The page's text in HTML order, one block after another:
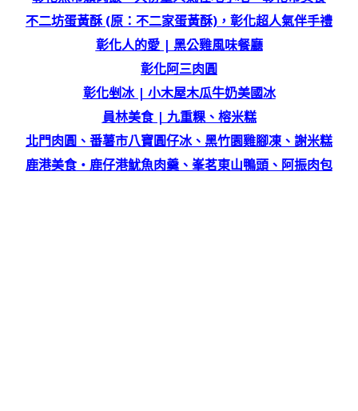
不二坊蛋黃酥 (原：不二家蛋黃酥)，彰化超人氣伴手禮
彰化人的愛 | 黑公雞風味餐廳
彰化阿三肉圓
彰化剉冰 | 小木屋木瓜牛奶美國冰
員林美食 | 九重粿、榕米糕
北門肉圓、番薯市八寶圓仔冰、黑竹園雞腳凍、謝米糕
鹿港美食‧鹿仔港魷魚肉羹、峯茗東山鴨頭、阿振肉包